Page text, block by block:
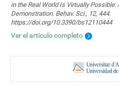
in the Real World Is Virtually Possible:
Demonstration. Behav. Sci., 12, 444.
https://doi.org/10.3390/bs12110444
Ver el artículo completo